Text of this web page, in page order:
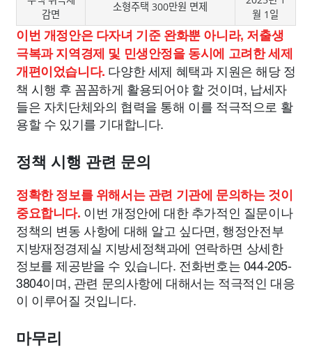
감면
소형주택 300만원 면제
월 1일
이번 개정안은 다자녀 기준 완화뿐 아니라, 저출생
극복과 지역경제 및 민생안정을 동시에 고려한 세제
개편이었습니다. 다양한 세제 혜택과 지원은 해당 정
책 시행 후 꼼꼼하게 활용되어야 할 것이며, 납세자
들은 자치단체와의 협력을 통해 이를 적극적으로 활
용할 수 있기를 기대합니다.
정책 시행 관련 문의
정확한 정보를 위해서는 관련 기관에 문의하는 것이
중요합니다. 이번 개정안에 대한 추가적인 질문이나
정책의 변동 사항에 대해 알고 싶다면, 행정안전부
지방재정경제실 지방세정책과에 연락하면 상세한
정보를 제공받을 수 있습니다. 전화번호는 044-205-
3804이며, 관련 문의사항에 대해서는 적극적인 대응
이 이루어질 것입니다.
마무리